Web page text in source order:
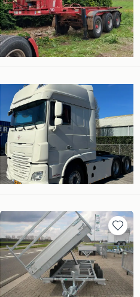
W.MEIJER BEDRIJFSAUTO BV.
Amsterdam
JR handelsonderneming
Stadskanaal
Bewaren
in
Mijn
Favorieten
Seegers - Halle BV